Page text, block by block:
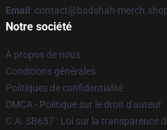
Email : contact@badshah-
Notre société
À propos de nous
Conditions générales
Politiques de confidentialité
DMCA - Politique sur le droit d'auteur
C.A. SB657 : Loi sur la transparence